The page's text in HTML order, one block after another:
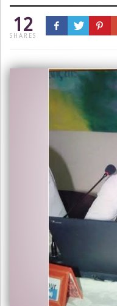
12
SHARES